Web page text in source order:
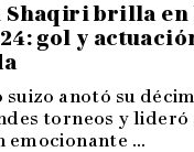
Shaqiri brilla en
gol y
anotó su
torneos y lideró
emocionante ...